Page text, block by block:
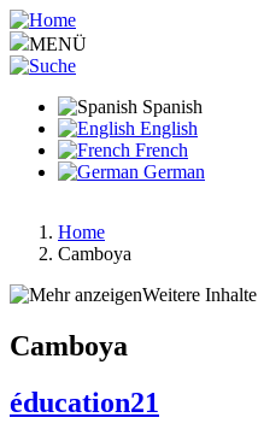
Pasar
al
contenido
MENÜ
Spanish
English
French
German
Ruta
de
Home
Camboya
Weitere Inhalte
Camboya
éducation21